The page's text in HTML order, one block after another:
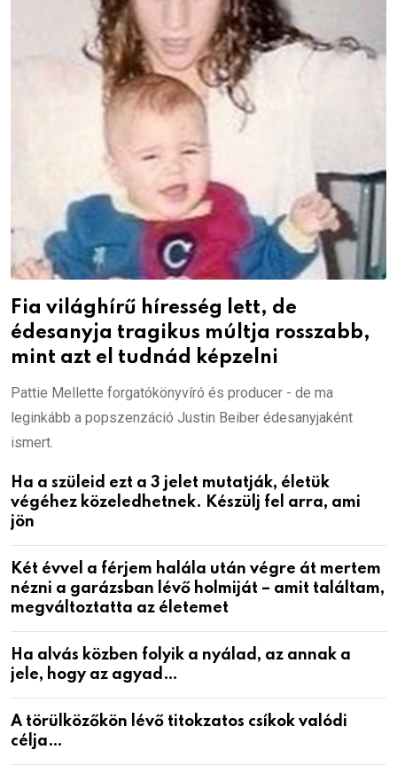
Fia világhírű híresség lett, de
édesanyja tragikus múltja rosszabb,
mint azt el tudnád képzelni
Pattie Mellette forgatókönyvíró és producer - de ma
leginkább a popszenzáció Justin Beiber édesanyjaként
ismert.
Ha a szüleid ezt a 3 jelet mutatják, életük
végéhez közeledhetnek. Készülj fel arra, ami
jön
Két évvel a férjem halála után végre át mertem
nézni a garázsban lévő holmiját – amit találtam,
megváltoztatta az életemet
Ha alvás közben folyik a nyálad, az annak a
jele, hogy az agyad…
A törülközőkön lévő titokzatos csíkok valódi
célja…